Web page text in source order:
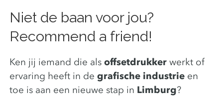
Niet de baan voor jou?
Recommend a friend!
Ken jij iemand die alsoffsetdrukker werkt of
ervaring heeft in degrafische industrie en
toe is aan een nieuwe stap in Limburg?